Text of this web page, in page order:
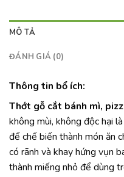
MÔ TẢ
ĐÁNH GIÁ (0)
Thông tin bổ ích:
Thớt gỗ cắt bánh mì,
không mùi, không độc hại
để chế biến thành món ăn
có rãnh và khay hứng vụn
thành miếng nhỏ để dùng